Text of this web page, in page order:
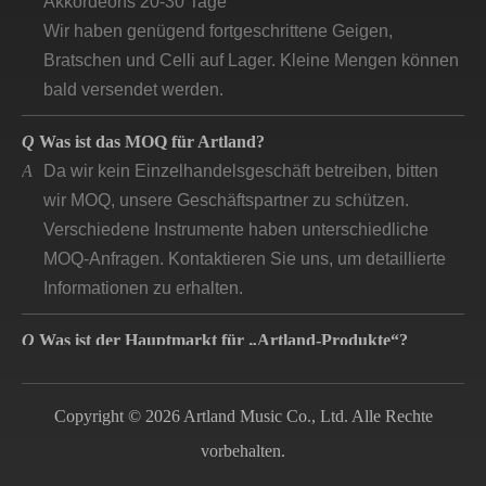
Wir haben genügend fortgeschrittene Geigen,
Bratschen und Celli auf Lager. Kleine Mengen können
bald versendet werden.
Was ist das MOQ für Artland?
Da wir kein Einzelhandelsgeschäft betreiben, bitten
wir MOQ, unsere Geschäftspartner zu schützen.
Verschiedene Instrumente haben unterschiedliche
MOQ-Anfragen. Kontaktieren Sie uns, um detaillierte
Informationen zu erhalten.
Was ist der Hauptmarkt für „Artland-Produkte“?
Preispositionierung konzentrieren sich unsere
Hauptmärkte auf Industrieländer, die auf dem Markt
nach guter Qualität fragen.
Copyright © 2026 Artland Music Co., Ltd. Alle Rechte
vorbehalten.